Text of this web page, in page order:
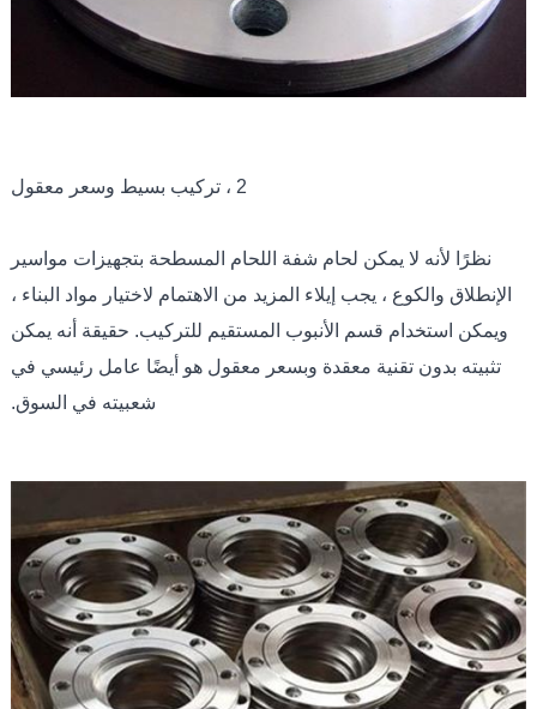
2 ، تركيب بسيط وسعر معقول
نظرًا لأنه لا يمكن لحام شفة اللحام المسطحة بتجهيزات مواسير
الإنطلاق والكوع ، يجب إيلاء المزيد من الاهتمام لاختيار مواد البناء ،
ويمكن استخدام قسم الأنبوب المستقيم للتركيب. حقيقة أنه يمكن
تثبيته بدون تقنية معقدة وبسعر معقول هو أيضًا عامل رئيسي في
شعبيته في السوق.